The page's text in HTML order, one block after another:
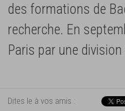
des formations de
recherche. En
Paris par une
Dites le à vos amis :